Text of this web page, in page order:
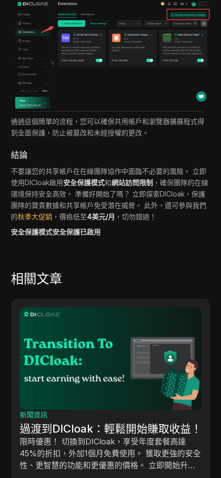
通過這個簡單的流程，您可以確保共用帳戶和瀏覽器擴展程式得
到全面保護，防止被篡改和未經授權的更改。
結論
不要讓您的共享帳戶在在線團隊協作中面臨不必要的風險。 立即
使用DICloak啟用安全保護模式和網站訪問限制 ，確保團隊的在線
環境保持安全高效。 準備好開始了嗎？ 立即探索DICloak，保護
團隊的寶貴數據和共享帳戶免受潛在威脅。 此外，還可參與我們
的秋季大促銷 ，價格低至4美元/月 ，切勿錯過！
安全保護模式安全保護已啟用
相關文章
賺取收益！
度套餐高達
獲取更強的安全
立即開始升
2025最佳AdSense計算器
算您的廣告收入
了解如何使用最佳AdSense計算器來
益、改進內容策略，並優化廣告投放